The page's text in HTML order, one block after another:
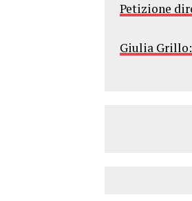
Petizione
Giulia